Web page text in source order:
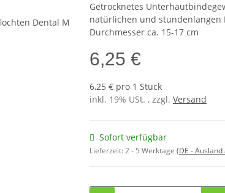
Getrocknetes
natürlichen und stundenlangen
Durchmesser ca. 15-17 cm
6,25 €
6,25 € pro 1 Stück
inkl. 19% USt. , zzgl. Versand
Sofort verfügbar
Lieferzeit:2 - 5 Werktage (DE -